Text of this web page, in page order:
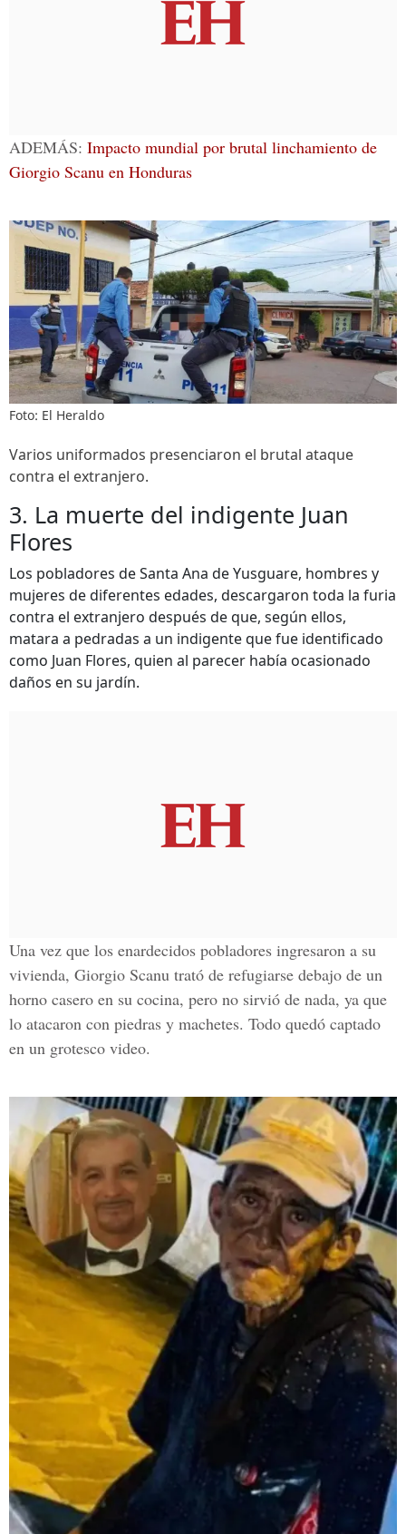
ADEMÁS: Impacto mundial por brutal linchamiento de
Giorgio Scanu en Honduras
Foto: El Heraldo
Varios uniformados presenciaron el brutal ataque
contra el extranjero.
3. La muerte del indigente Juan
Flores
Los pobladores de Santa Ana de Yusguare, hombres y
mujeres de diferentes edades, descargaron toda la furia
contra el extranjero después de que, según ellos,
matara a pedradas a un indigente que fue identificado
como Juan Flores, quien al parecer había ocasionado
daños en su jardín.
Una vez que los enardecidos pobladores ingresaron a su
vivienda, Giorgio Scanu trató de refugiarse debajo de un
horno casero en su cocina, pero no sirvió de nada, ya que
lo atacaron con piedras y machetes. Todo quedó captado
en un grotesco video.